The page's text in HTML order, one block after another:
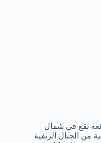
تقع في شمال
من الجبال الريفية